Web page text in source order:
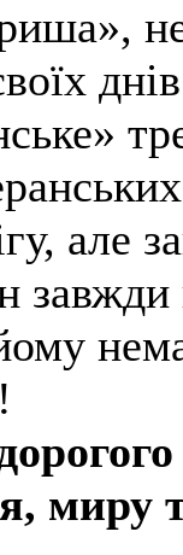
але
миру